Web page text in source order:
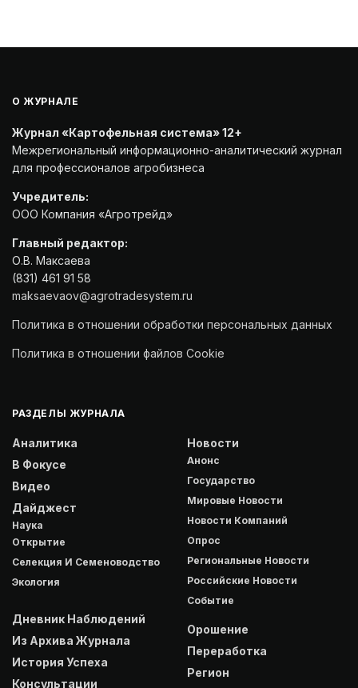
О ЖУРНАЛЕ
Журнал «Картофельная система» 12+
Межрегиональный информационно-аналитический журнал
для профессионалов агробизнеса
Учредитель:
ООО Компания «Агротрейд»
Главный редактор:
О.В. Максаева
(831) 461 91 58
maksaevaov@agrotradesystem.ru
Политика в отношении обработки персональных данных
Политика в отношении файлов Cookie
РАЗДЕЛЫ ЖУРНАЛА
Аналитика
В Фокусе
Видео
Дайджест
Наука
Открытие
Селекция И Семеноводство
Экология
Дневник Наблюдений
Из Архива Журнала
История Успеха
Консультации
Новости
Анонс
Государство
Мировые Новости
Новости Компаний
Опрос
Региональные Новости
Российские Новости
Событие
Орошение
Переработка
Регион